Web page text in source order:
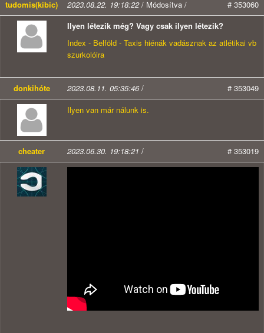
tudomis(kibic) 2023.08.22. 19:18:22/ Módosítva /
# 353060
Ilyen létezik még? Vagy csak ilyen létezik?
Index - Belföld - Taxis hiénák vadásznak az atlétikai vb
szurkolóira
donkihóte 2023.08.11. 05:35:46/
# 353049
Ilyen van már nálunk is.
cheater 2023.06.30. 19:18:21 / # 353019